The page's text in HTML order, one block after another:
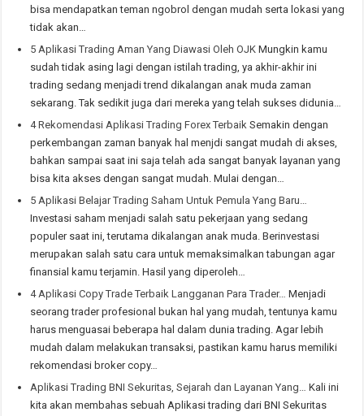
bisa mendapatkan teman ngobrol dengan mudah serta lokasi yang
tidak akan…
5 Aplikasi Trading Aman Yang Diawasi Oleh OJK Mungkin kamu
sudah tidak asing lagi dengan istilah trading, ya akhir-akhir ini
trading sedang menjadi trend dikalangan anak muda zaman
sekarang. Tak sedikit juga dari mereka yang telah sukses didunia…
4 Rekomendasi Aplikasi Trading Forex Terbaik Semakin dengan
perkembangan zaman banyak hal menjdi sangat mudah di akses,
bahkan sampai saat ini saja telah ada sangat banyak layanan yang
bisa kita akses dengan sangat mudah. Mulai dengan…
5 Aplikasi Belajar Trading Saham Untuk Pemula Yang Baru…
Investasi saham menjadi salah satu pekerjaan yang sedang
populer saat ini, terutama dikalangan anak muda. Berinvestasi
merupakan salah satu cara untuk memaksimalkan tabungan agar
finansial kamu terjamin. Hasil yang diperoleh…
4 Aplikasi Copy Trade Terbaik Langganan Para Trader…
Menjadi
seorang trader profesional bukan hal yang mudah, tentunya kamu
harus menguasai beberapa hal dalam dunia trading. Agar lebih
mudah dalam melakukan transaksi, pastikan kamu harus memiliki
rekomendasi broker copy…
Aplikasi Trading BNI Sekuritas, Sejarah dan Layanan Yang…
Kali ini
kita akan membahas sebuah Aplikasi trading dari BNI Sekuritas